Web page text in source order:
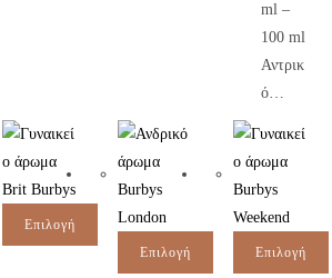
ml –
100 ml
Αντρικ
ό…
Επιλογή
Επιλογή Επιλογή